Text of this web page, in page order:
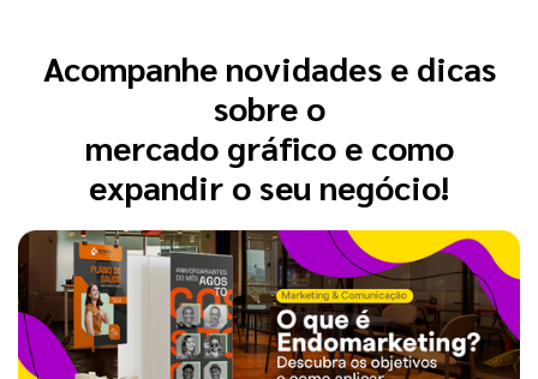
Acompanhe novidades e dicas
sobre o
mercado gráfico e como
expandir o seu negócio!